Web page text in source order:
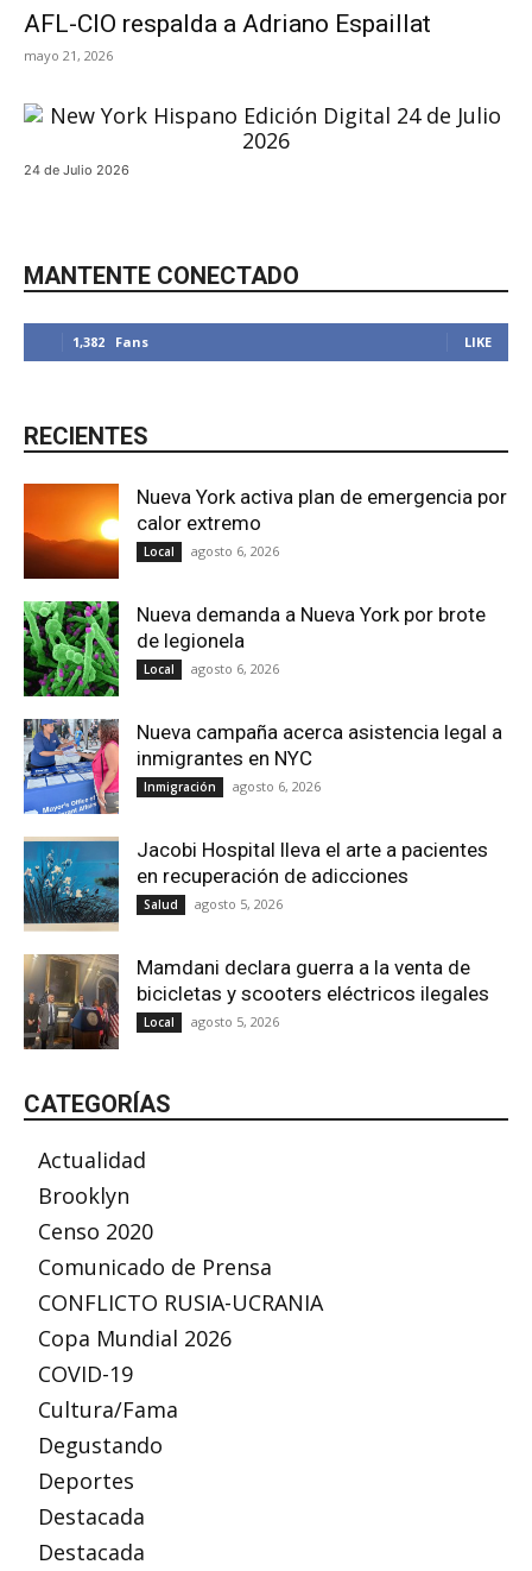
AFL-CIO respalda a Adriano Espaillat
mayo 21, 2026
24 de Julio 2026
MANTENTE CONECTADO
1,382 Fans LIKE
RECIENTES
Nueva York activa plan de emergencia por
calor extremo
Local agosto 6, 2026
Nueva demanda a Nueva York por brote
de legionela
Local agosto 6, 2026
Nueva campaña acerca asistencia legal a
inmigrantes en NYC
Inmigración agosto 6, 2026
Jacobi Hospital lleva el arte a pacientes
en recuperación de adicciones
Salud agosto 5, 2026
Mamdani declara guerra a la venta de
bicicletas y scooters eléctricos ilegales
Local agosto 5, 2026
CATEGORÍAS
Actualidad
Brooklyn
Censo 2020
Comunicado de Prensa
CONFLICTO RUSIA-UCRANIA
Copa Mundial 2026
COVID-19
Cultura/Fama
Degustando
Deportes
Destacada
Destacada